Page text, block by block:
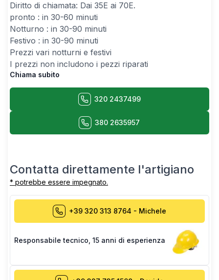
Diritto di chiamata: Dai 35E ai 70E.
pronto : in 30-60 minuti
Notturno : in 30-90 minuti
Festivo : in 30-90 minuti
Prezzi vari notturni e festivi
I prezzi non includono i pezzi riparati
Chiama subito
320 2437499
380 2635957
Contatta direttamente l'artigiano
* potrebbe essere impegnato.
+39 320 313 8764 - Michele
Responsabile tecnico 15 anni di esperienza